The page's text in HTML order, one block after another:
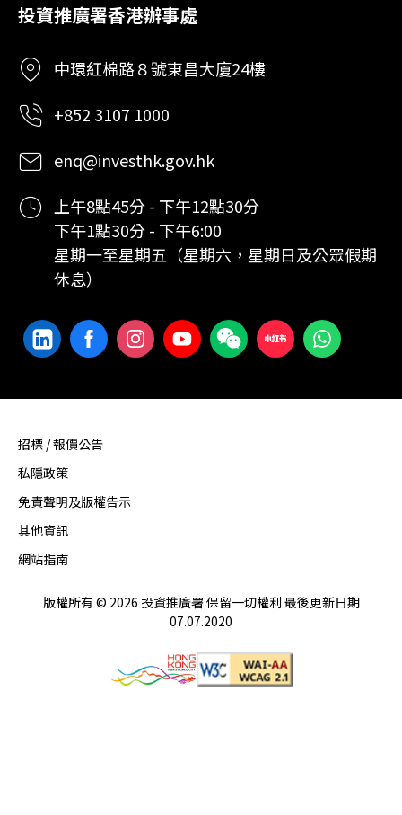
投資推廣署香港辦事處
中環紅棉路８號東昌大廈24樓
+852 3107 1000
enq@investhk.gov.hk
上午8點45分 - 下午12點30分
下午1點30分 - 下午6:00
星期一至星期五（星期六，星期日及公眾假期
休息）
招標 / 報價公告
私隱政策
免責聲明及版權告示
其他資訊
網站指南
版權所有 © 2026 投資推廣署 保留一切權利 最後更新日期
07.07.2020